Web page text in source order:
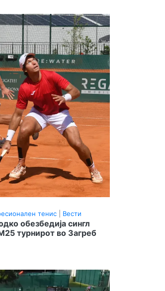
тенис Вести
обезбедија сингл
турнирот во Загреб